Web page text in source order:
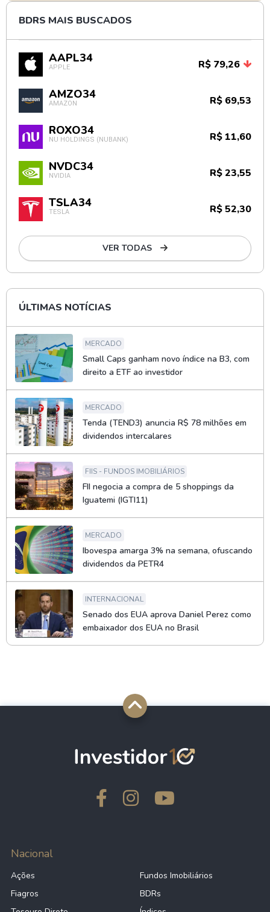
BDRS MAIS BUSCADOS
AAPL34
APPLE R$ 79,26
AMZO34
AMAZON R$ 69,53
ROXO34
NU HOLDINGS (NUBANK) R$ 11,60
NVDC34
NVIDIA R$ 23,55
TSLA34
TESLA R$ 52,30
VER TODAS
ÚLTIMAS NOTÍCIAS
MERCADO
Small Caps ganham novo índice na B3, com
direito a ETF ao investidor
MERCADO
Tenda (TEND3) anuncia R$ 78 milhões em
dividendos intercalares
FIIS - FUNDOS IMOBILIÁRIOS
FII negocia a compra de 5 shoppings da
Iguatemi (IGTI11)
MERCADO
Ibovespa amarga 3% na semana, ofuscando
dividendos da PETR4
INTERNACIONAL
Senado dos EUA aprova Daniel Perez como
embaixador dos EUA no Brasil
Nacional
Ações
Fundos Imobiliários
Fiagros
BDRs